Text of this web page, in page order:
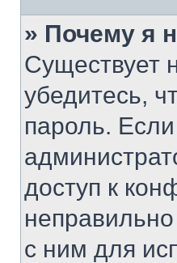
» Почему я
Существует
убедитесь,
пароль.
доступ к
с ним для